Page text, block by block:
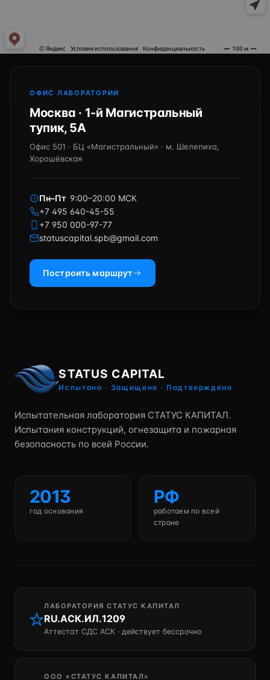
ОФИС ЛАБОРАТОРИИ
Москва · 1-й Магистральный
тупик, 5А
Офис 501 · БЦ «Магистральный» · м. Шелепиха,
Хорошёвская
Пн–Пт 9:00–20:00 МСК
+7 495 640-45-55
+7 950 000-97-77
statuscapital.spb@gmail.com
Построить маршрут
STATUS CAPITAL
Испытано · Защищено · Подтверждено
Испытательная лаборатория СТАТУС КАПИТАЛ.
Испытания конструкций, огнезащита и пожарная
безопасность по всей России.
2013
год основания
РФ
работаем по всей
стране
ЛАБОРАТОРИЯ СТАТУС КАПИТАЛ
RU.АСК.ИЛ.1209
Аттестат СДС АСК · действует бессрочно
ООО «СТАТУС КАПИТАЛ»